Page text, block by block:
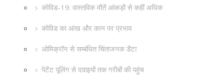
कोविड-19: वास्तविक मौतें आंकड़ों से कहीं अधिक
कोविड का आंख और कान पर प्रभाव
ओमिक्रॉन से सम्बंधित चिंताजनक डैटा
पेटेंट पूलिंग से दवाइयों तक गरीबों की पहुंच